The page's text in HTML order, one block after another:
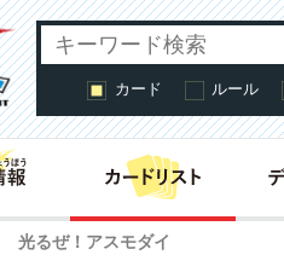
カード ルール
光るぜ！アスモダイ